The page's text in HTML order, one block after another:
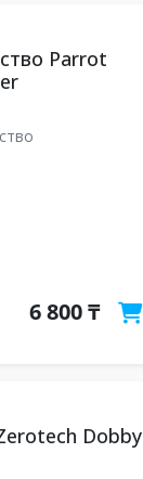
Parrot
6 800 ₸
Dobby